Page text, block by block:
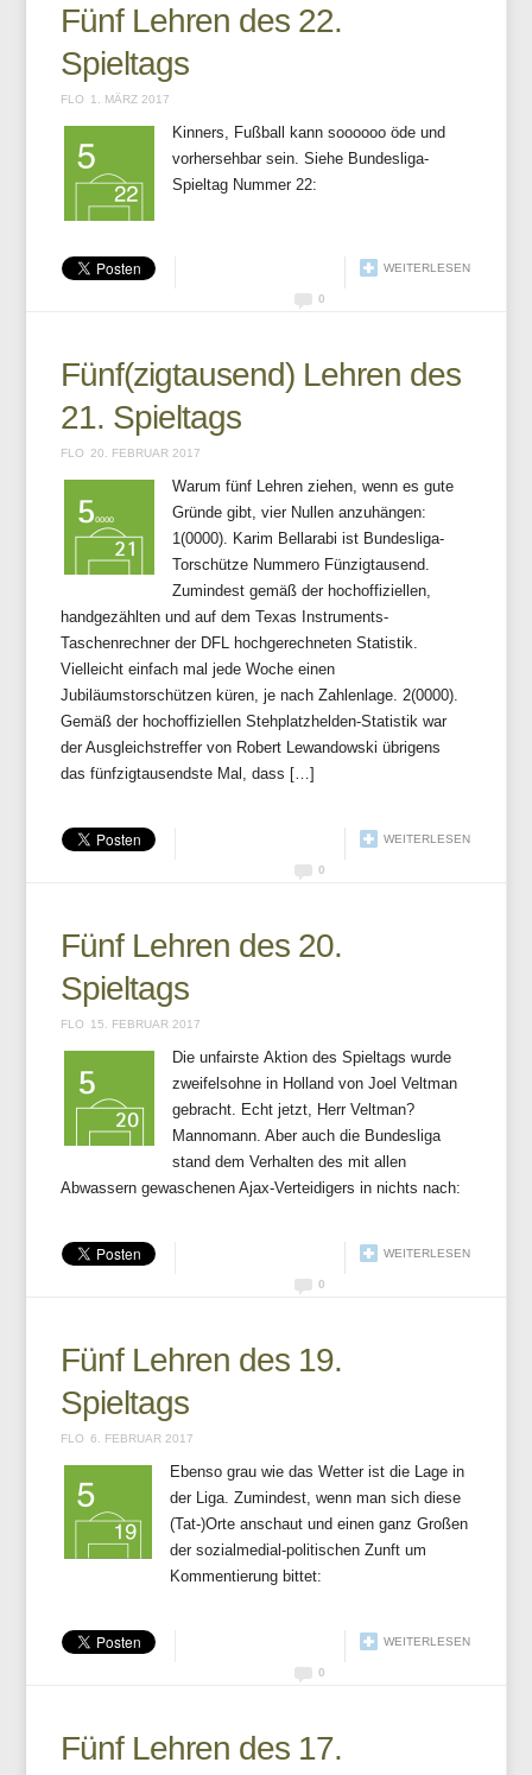
Fünf Lehren des 22.
Spieltags
FLO 1. MÄRZ 2017
Kinners, Fußball kann soooooo öde und
vorhersehbar sein. Siehe Bundesliga-
Spieltag Nummer 22:
WEITERLESEN
0
Fünf(zigtausend) Lehren des
21. Spieltags
FLO 20. FEBRUAR 2017
Warum fünf Lehren ziehen, wenn es gute
Gründe gibt, vier Nullen anzuhängen:
1(0000). Karim Bellarabi ist Bundesliga-
Torschütze Nummero Fünzigtausend.
Zumindest gemäß der hochoffiziellen,
handgezählten und auf dem Texas Instruments-
Taschenrechner der DFL hochgerechneten Statistik.
Vielleicht einfach mal jede Woche einen
Jubiläumstorschützen küren, je nach Zahlenlage. 2(0000).
Gemäß der hochoffiziellen Stehplatzhelden-Statistik war
der Ausgleichstreffer von Robert Lewandowski übrigens
das fünfzigtausendste Mal, dass […]
WEITERLESEN
0
Fünf Lehren des 20.
Spieltags
FLO 15. FEBRUAR 2017
Die unfairste Aktion des Spieltags wurde
zweifelsohne in Holland von Joel Veltman
gebracht. Echt jetzt, Herr Veltman?
Mannomann. Aber auch die Bundesliga
stand dem Verhalten des mit allen
Abwassern gewaschenen Ajax-Verteidigers in nichts nach:
WEITERLESEN
0
Fünf Lehren des 19.
Spieltags
FLO 6. FEBRUAR 2017
Ebenso grau wie das Wetter ist die Lage in
der Liga. Zumindest, wenn man sich diese
(Tat-)Orte anschaut und einen ganz Großen
der sozialmedial-politischen Zunft um
Kommentierung bittet:
WEITERLESEN
0
Fünf Lehren des 17.